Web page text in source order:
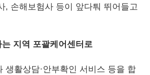
, 손해보험사 등이 앞다퉈 뛰어들고
지역 포괄케어센터로
생활상담·안부확인 서비스 등을 합